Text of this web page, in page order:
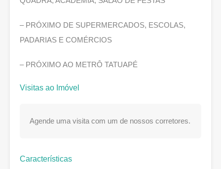
– PRÓXIMO DE SUPERMERCADOS, ESCOLAS,
PADARIAS E COMÉRCIOS
– PRÓXIMO AO METRÔ TATUAPÉ
Visitas ao Imóvel
Agende uma visita com um de nossos corretores.
Características